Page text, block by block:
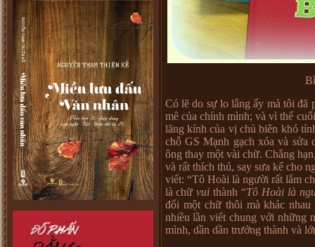
Có lẽ do sự lo lắng ấy mà tôi đã
mê của chính mình; và vì thế
lăng kính của vị chủ biên khó
chỗ GS Mạnh gạch xóa và
ông thay một vài chữ. Chẳng
và rất thích thú, say sưa kể cho
viết: “Tô Hoài là người rất lắm
là chữvui thành “Tô Hoài là
đổi một chữ thôi mà khác
nhiều lần viết chung với những
mình, dần dần trưởng thành và